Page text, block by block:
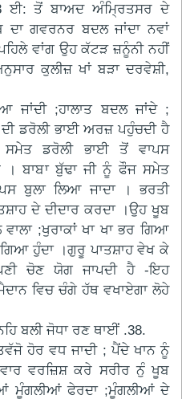
ਈ: ਤੋਂ ਬਾਅਦ ਅੰਮ੍ਰਿਤਸਰ ਦੇ
ਦਾ ਗਵਰਨਰ ਬਦਲ ਜਾਂਦਾ ਨਵਾਂ
ਵਾਂਗ ਉਹ ਕੱਟੜ ਜ਼ਨੂੰਨੀ ਨਹੀਂ
ਕੁਲੀਜ਼ ਖਾਂ ਬੜਾ ਦਰਵੇਸ਼ੀ,
ਜਾਂਦੀ ;ਹਾਲਾਤ ਬਦਲ ਜਾਂਦੇ ;
ਡਰੋਲੀ ਭਾਈ ਅਰਜ਼ ਪਹੁੰਚਦੀ ਹੈ
ਡਰੋਲੀ ਭਾਈ ਤੋਂ ਵਾਪਸ
। ਬਾਬਾ ਬੁੱਢਾ ਜੀ ਨੂੰ ਫੌਜ ਸਮੇਤ
ਬੁਲਾ ਲਿਆ ਜਾਦਾ । ਭਰਤੀ
ਦੇ ਦੀਦਾਰ ਕਰਦਾ ।ਉਹ ਖੂਬ
;ਖੁਰਾਕਾਂ ਖਾ ਖਾ ਭਰ ਗਿਆ
ਹੁੰਦਾ ।ਗੁਰੂ ਪਾਤਸ਼ਾਹ ਵੇਖ ਕੇ
ਚੋਣ ਯੋਗ ਜਾਪਦੀ ਹੈ -ਇਹ
ਵਿਚ ਚੰਗੇ ਹੱਥ ਵਖਾਏਗਾ ਲੋਹੇ
ਬਲੀ ਜੋਧਾ ਰਣ ਥਾਈਂ .38.
ਹੋਰ ਵਧ ਜਾਦੀ ; ਪੈਂਦੇ ਖਾਨ ਨੂੰ
ਵਰਜ਼ਿਸ਼ ਕਰੇ ਸਰੀਰ ਨੁੰ ਖੂਬ
ਮੂੰਗਲੀਆਂ ਫੇਰਦਾ ;ਮੂੰਗਲੀਆਂ ਦੇ